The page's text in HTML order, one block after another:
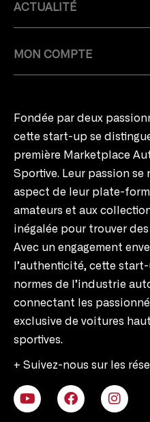
ACTUALITÉ
MON COMPTE
Fondée par deux
cette start-up se
première Marketplace
Sportive. Leur passion se
aspect de leur plate-
amateurs et aux
inégalée pour trouver
Avec un engagement
l’authenticité, cette
normes de l’industrie
connectant les
exclusive de voitures
sportives.
+ Suivez-nous sur les